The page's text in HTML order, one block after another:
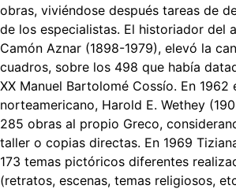
obras, viviéndose después tareas de
de los especialistas. El historiador del
Camón Aznar (1898-1979), elevó la
cuadros, sobre los 498 que había
XX Manuel Bartolomé Cossío. En
norteamericano, Harold E. Wethey
285 obras al propio Greco,
taller o copias directas. En 1969
173 temas pictóricos diferentes
(retratos, escenas, temas religiosos,